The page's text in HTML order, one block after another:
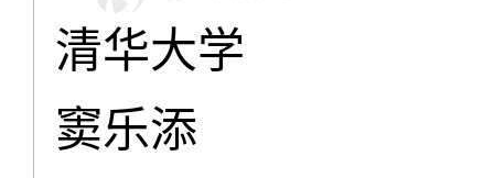
清华大学
窦乐添